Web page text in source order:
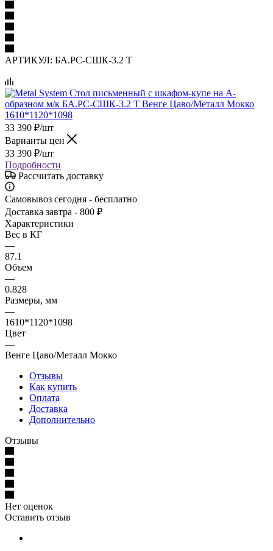
АРТИКУЛ: БА.РС-СШК-3.2 Т
33 390 ₽/шт
Варианты цен
33 390 ₽/шт
Подробности
Рассчитать доставку
Самовывоз сегодня - бесплатно
Доставка завтра - 800 ₽
Характеристики
Вес в КГ
—
87.1
Объем
—
0.828
Размеры, мм
—
1610*1120*1098
Цвет
—
Венге Цаво/Металл Мокко
Отзывы
Как купить
Оплата
Доставка
Дополнительно
Отзывы
Нет оценок
Оставить отзыв